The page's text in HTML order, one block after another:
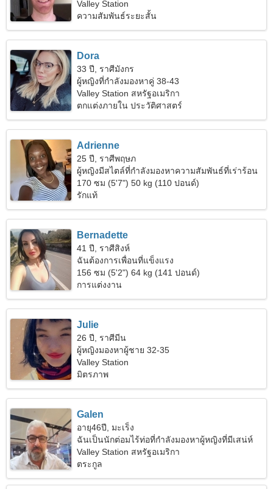
Valley Station
ความสัมพันธ์ระยะสั้น
Dora
33 ปี, ราศีมังกร
ผู้หญิงที่กำลังมองหาคู่ 38-43
Valley Station สหรัฐอเมริกา
ตกแต่งภายใน ประวัติศาสตร์
Adrienne
25 ปี, ราศีพฤษภ
ผู้หญิงมีสไตล์ที่กำลังมองหาความสัมพันธ์ที่เร่าร้อน
170 ซม (5'7") 50 kg (110 ปอนด์)
รักแท้
Bernadette
41 ปี, ราศีสิงห์
ฉันต้องการเพื่อนที่แข็งแรง
156 ซม (5'2") 64 kg (141 ปอนด์)
การแต่งงาน
Julie
26 ปี, ราศีมีน
ผู้หญิงมองหาผู้ชาย 32-35
Valley Station
มิตรภาพ
Galen
อายุ46ปี, มะเร็ง
ฉันเป็นนักต่อมไร้ท่อที่กำลังมองหาผู้หญิงที่มีเสน่ห์
Valley Station สหรัฐอเมริกา
ตระกูล